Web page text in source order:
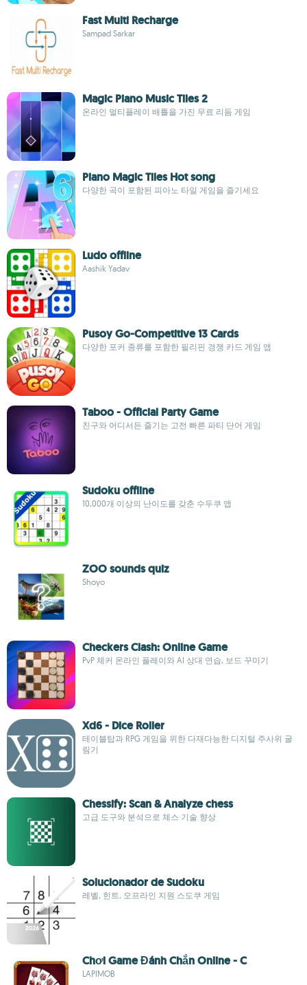
Fast Multi Recharge
Sampad Sarkar
Magic Piano Music Tiles 2
온라인 멀티플레이 배틀을 가진 무료 리듬 게임
Piano Magic Tiles Hot song
다양한 곡이 포함된 피아노 타일 게임을 즐기세요
Ludo offline
Aashik Yadav
Pusoy Go-Competitive 13 Cards
다양한 포커 종류를 포함한 필리핀 경쟁 카드 게임 앱
Taboo - Official Party Game
친구와 어디서든 즐기는 고전 빠른 파티 단어 게임
Sudoku offline
10,000개 이상의 난이도를 갖춘 수두쿠 앱
ZOO sounds quiz
Shoyo
Checkers Clash: Online Game
PvP 체커 온라인 플레이와 AI 상대 연습, 보드 꾸미기
Xd6 - Dice Roller
테이블탑과 RPG 게임을 위한 다재다능한 디지털 주사위 굴
림기
Chessify: Scan & Analyze chess
고급 도구와 분석으로 체스 기술 향상
Solucionador de Sudoku
레벨, 힌트, 오프라인 지원 스도쿠 게임
Chơi Game Đánh Chắn Online - C
LAPIMOB